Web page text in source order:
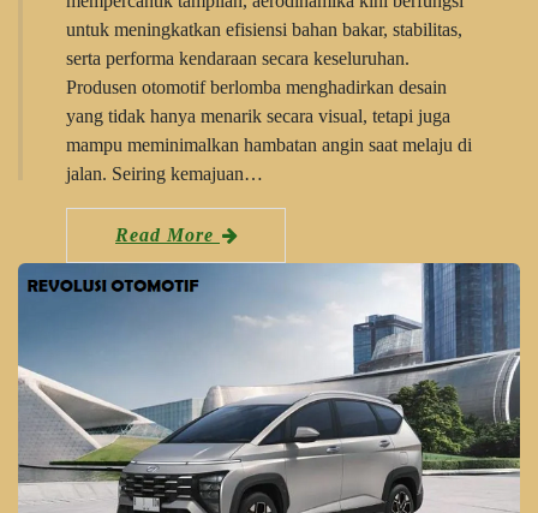
untuk meningkatkan efisiensi bahan bakar, stabilitas,
serta performa kendaraan secara keseluruhan.
Produsen otomotif berlomba menghadirkan desain
yang tidak hanya menarik secara visual, tetapi juga
mampu meminimalkan hambatan angin saat melaju di
jalan. Seiring kemajuan…
Read More